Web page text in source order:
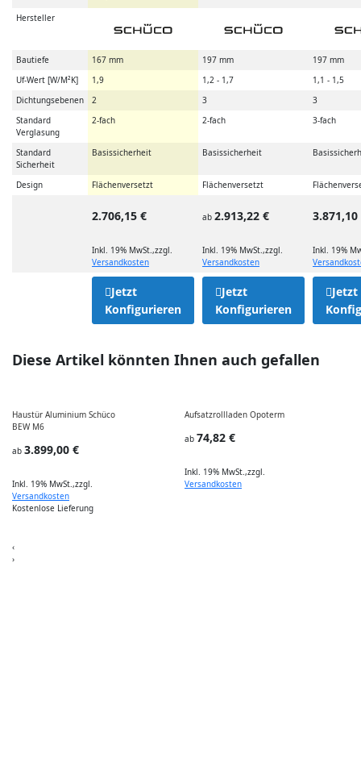
Hersteller
Bautiefe 167 mm 197 mm
197 mm
Uf-Wert [W/M²K]
1,9 1,2 - 1,7
1,1 - 1,5
Dichtungsebenen
2 3
3
Standard
Verglasung
2-fach 2-fach 3-fach
Standard
Sicherheit
Basissicherheit Basissicherheit
Design Flächenversetzt Flächenversetzt
2.706,15 €
Inkl. 19% MwSt.,zzgl.
Versandkosten
ab 2.913,22 €
Inkl. 19% MwSt.,zzgl.
Versandkosten
3.871,10
Inkl. 19%
Jetzt
Konfigurieren
Jetzt
Konfigurieren
Jetzt
Diese Artikel könnten Ihnen auch gefallen
Haustür Aluminium Schüco
BEW M6
ab 3.899,00 €
Inkl. 19% MwSt.,zzgl.
Versandkosten
Kostenlose Lieferung
Aufsatzrollladen Opoterm
ab 74,82 €
Inkl. 19% MwSt.,zzgl.
Versandkosten
‹
›